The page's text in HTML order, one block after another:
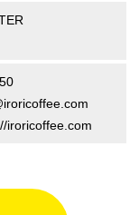
iroricoffee.com